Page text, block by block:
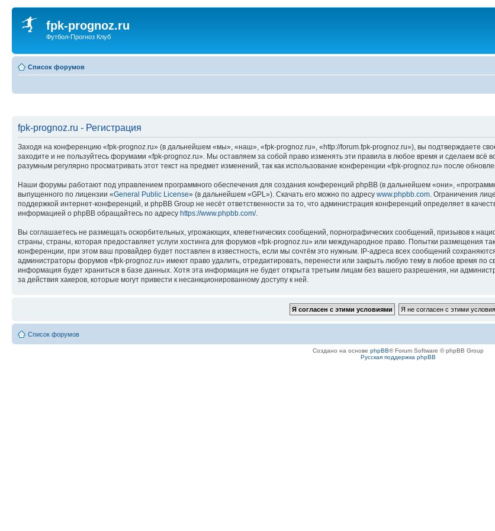
fpk-prognoz.ru
Футбол-Прогноз Клуб
Список форумов
fpk-prognoz.ru - Регистрация
Заходя на конференцию «fpk-prognoz.ru» (в дальнейшем «мы», «наш», «fpk-prognoz.ru», «http://forum.fpk-prognoz.ru»), вы подтверждаете
заходите и не пользуйтесь форумами «fpk-prognoz.ru». Мы оставляем за собой право изменять эти правила в любое время и сделаем
разумным регулярно просматривать этот текст на предмет изменений, так как использование конференции «fpk-prognoz.ru» после
Наши форумы работают под управлением программного обеспечения для создания конференций phpBB (в дальнейшем «они»,
выпущенного по лицензии «General Public License» (в дальнейшем «GPL»). Скачать его можно по адресу www.phpbb.com. Ограничения
поддержкой интернет-конференций, и phpBB Group не несёт ответственности за то, что администрация конференций определяет в
информацией о phpBB обращайтесь по адресу https://www.phpbb.com/.
Вы соглашаетесь не размещать оскорбительных, угрожающих, клеветнических сообщений, порнографических сообщений, призывов к
страны, страны, которая предоставляет услуги хостинга для форумов «fpk-prognoz.ru» или международное право. Попытки размещения
конференции, при этом ваш провайдер будет поставлен в известность, если мы сочтём это нужным. IP-адреса всех сообщений
администраторы форумов «fpk-prognoz.ru» имеют право удалить, отредактировать, перенести или закрыть любую тему в любое время по
информация будет храниться в базе данных. Хотя эта информация не будет открыта третьим лицам без вашего разрешения, ни
за действия хакеров, которые могут привести к несанкционированному доступу к ней.
Список форумов
Создано на основе phpBB® Forum Software © phpBB Group
Русская поддержка phpBB